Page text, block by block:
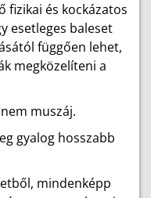
fizikai és kockázatos
esetleges baleset
függően lehet,
megközelíteni a
muszáj.
gyalog hosszabb
mindenképp